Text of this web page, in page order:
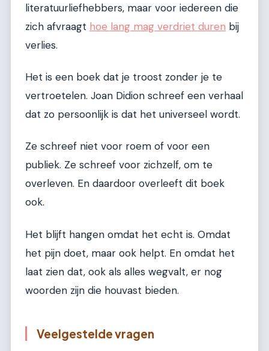
literatuurliefhebbers, maar voor iedereen die
zich afvraagt hoe lang mag verdriet duren bij
verlies.
Het is een boek dat je troost zonder je te
vertroetelen. Joan Didion schreef een verhaal
dat zo persoonlijk is dat het universeel wordt.
Ze schreef niet voor roem of voor een
publiek. Ze schreef voor zichzelf, om te
overleven. En daardoor overleeft dit boek
ook.
Het blijft hangen omdat het echt is. Omdat
het pijn doet, maar ook helpt. En omdat het
laat zien dat, ook als alles wegvalt, er nog
woorden zijn die houvast bieden.
Veelgestelde vragen